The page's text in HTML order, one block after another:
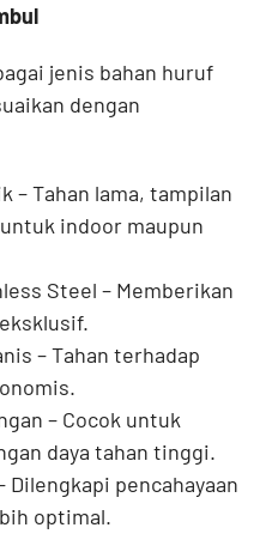
jenis bahan huruf
dengan
– Tahan lama, tampilan
indoor maupun
Steel – Memberikan
– Tahan terhadap
– Cocok untuk
daya tahan tinggi.
Dilengkapi pencahayaan
optimal.